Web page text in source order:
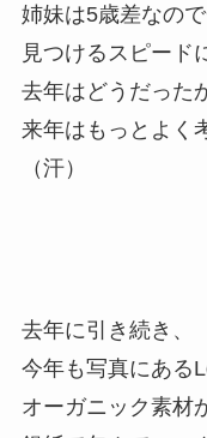
姉妹は5歳差なの
見つけるスピード
去年はどうだった
来年はもっとよく
（汗）
去年に引き続き、
今年も写真にある
オーガニック素材